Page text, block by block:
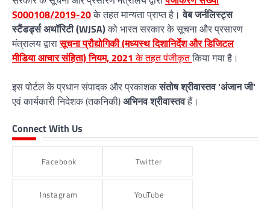
S000108/2019-20के तहत मान्यता प्राप्त है।वेब जर्नलिस्ट्स
स्टैंडर्ड्स अथॉरिटी (WJSA)को भारत सरकार के सूचना और प्रसारण
मंत्रालय द्वारासूचना प्रौद्योगिकी (मध्यस्थ दिशानिर्देश और डिजिटल
मीडिया आचार संहिता) नियम, 2021 के तहत पंजीकृतकिया गया है।
इस पोर्टल के प्रधान संपादक और प्रकाशकसंतोष श्रीवास्तव 'अंजान जी'
एवं कार्यकारी निदेशक (तकनिकी)अभिनव श्रीवास्तवहैं।
Connect With Us
Facebook Twitter
Instagram YouTube